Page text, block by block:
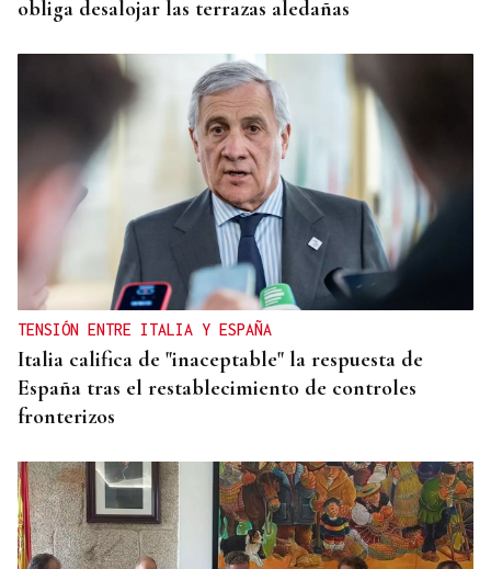
obliga desalojar las terrazas aledañas
TENSIÓN ENTRE ITALIA Y ESPAÑA
Italia califica de "inaceptable" la respuesta de
España tras el restablecimiento de controles
fronterizos